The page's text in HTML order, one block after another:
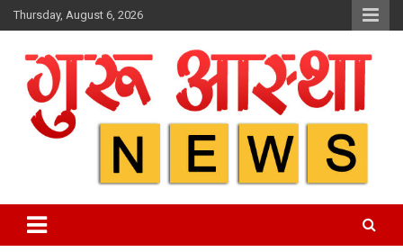
Skip
to
Thursday, August 6, 2026